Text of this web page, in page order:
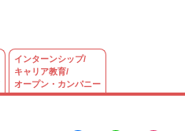
会員登録
インターンシップ/
キャリア教育/
オープン・カンパニー